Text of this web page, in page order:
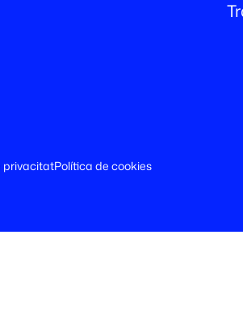
privacitatPolítica de cookies